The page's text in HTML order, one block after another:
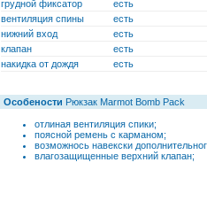
грудной фиксатор
есть
вентиляция спины
есть
нижний вход
есть
клапан
есть
накидка от дождя
есть
Особености Рюкзак Marmot Bomb Pack
отлиная вентиляция спики;
поясной ремень с карманом;
возможнось навекски
влагозащищенные верхний клапан;